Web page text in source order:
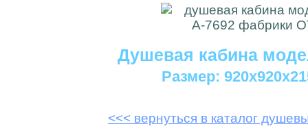
Душевая кабина
Размер:
<<< вернуться в каталог